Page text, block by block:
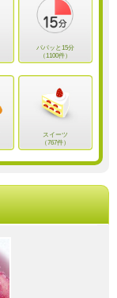
パパッと15分
（1100件）
スイーツ
（767件）